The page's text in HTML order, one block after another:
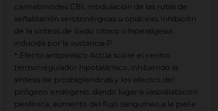
cannabinoides CB1, modulación de las rutas de
señalización serotonérgicas u opiáceas, inhibición
de la síntesis de óxido nítrico o hiperalgesia
inducida por la sustancia P
* Efecto antipirético Actúa sobre el centro
termorregulador hipotalámico, inhibiendo la
síntesis de prostaglandinas y los efectos del
pirógeno endógeno, dando lugar a vasodilatación
periférica, aumento del flujo sanguíneo a la piel e